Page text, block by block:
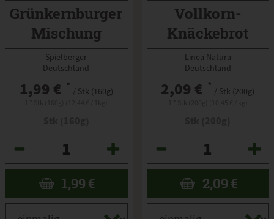
Grünkernburger
Mischung
Spielberger
Deutschland
1,99 € * / Stk (160g)
1,99 €
Vollkorn-
Knäckebrot
Roggen
Linea Natura
Deutschland
2,09 € * / Stk (200g)
2,09 €